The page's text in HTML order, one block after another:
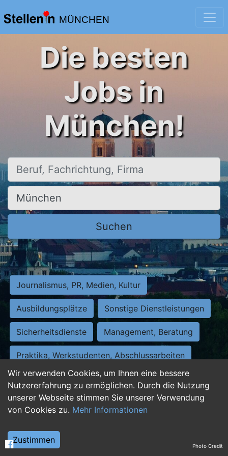
MÜNCHEN
Wir verwenden Cookies, um Ihnen eine bessere
Nutzererfahrung zu ermöglichen. Durch die Nutzung
unserer Webseite stimmen Sie unserer Verwendung
von Cookies zu. Mehr Informationen
Zustimmen
Die besten
Jobs in
München!
Beruf, Fachrichtung, Firma
Ort, Stadt
Suchen
Journalismus, PR, Medien, Kultur
Ausbildungsplätze Sonstige Dienstleistungen
Sicherheitsdienste Management, Beratung
Praktika, Werkstudenten, Abschlussarbeiten
Personalwesen Assistenz, Sekretariat
Hilfskräfte, Aushilfs- und Nebenjobs
Weiterbildung, Studium, duale Ausbildung Photo Credit